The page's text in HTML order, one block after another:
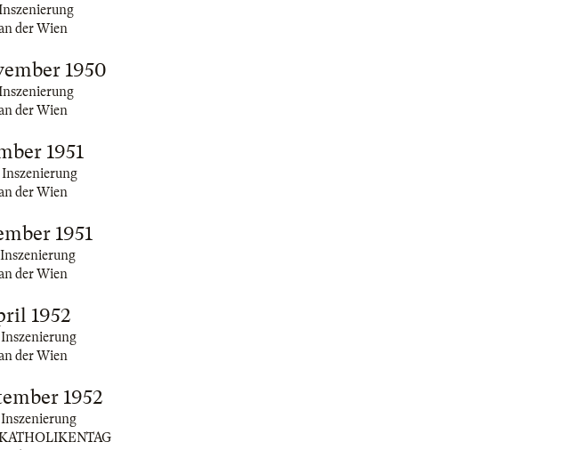
der Wien
1950
der Wien
1951
der Wien
1951
der Wien
1952
der Wien
1952